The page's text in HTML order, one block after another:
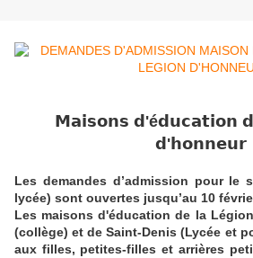
𝗠𝗮𝗶𝘀𝗼𝗻𝘀 𝗱'é𝗱𝘂𝗰𝗮𝘁𝗶𝗼𝗻
𝗱'𝗵𝗼𝗻𝗻𝗲𝘂𝗿
Les demandes d’admission pour le
lycée) sont ouvertes jusqu’au 10
Les maisons d'éducation de la
(collège) et de Saint-Denis (Lycée et
aux filles, petites-filles et arrières